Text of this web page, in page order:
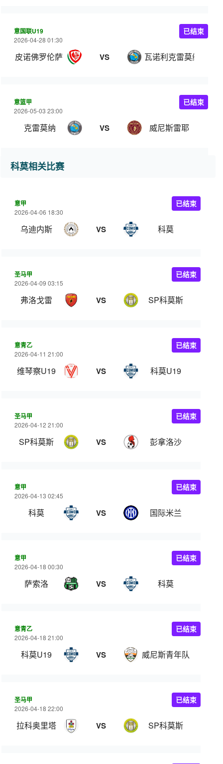
意国联U19
2026-04-28 01:30
皮诺佛罗伦萨 U19 VS 瓦诺利克雷莫纳U19
已结束
意篮甲
2026-05-03 23:00
克雷莫纳 VS 威尼斯雷耶
已结束
科莫相关比赛
意甲
2026-04-06 18:30
乌迪内斯 VS 科莫
已结束
圣马甲
2026-04-09 03:15
弗洛戈雷 VS SP科莫斯
已结束
意青乙
2026-04-11 21:00
维琴察U19 VS 科莫U19
已结束
圣马甲
2026-04-12 21:00
SP科莫斯 VS 彭拿洛沙
已结束
意甲
2026-04-13 02:45
科莫 VS 国际米兰
已结束
意甲
2026-04-18 00:30
萨索洛 VS 科莫
已结束
意青乙
2026-04-18 21:00
科莫U19 VS 威尼斯青年队
已结束
圣马甲
2026-04-18 22:00
拉科奥里塔 VS SP科莫斯
已结束